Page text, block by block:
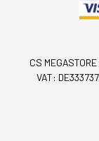
CS
VAT: